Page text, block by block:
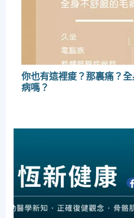
你也有這裡痠？那裏痛？
病嗎？